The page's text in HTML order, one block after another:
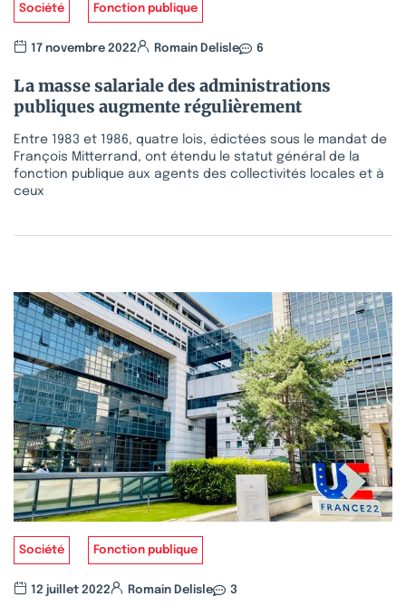
Société Fonction publique
17 novembre 2022 Romain Delisle 6
La masse salariale des administrations
publiques augmente régulièrement
Entre 1983 et 1986, quatre lois, édictées sous le mandat de
François Mitterrand, ont étendu le statut général de la
fonction publique aux agents des collectivités locales et à
ceux
Société Fonction publique
12 juillet 2022 Romain Delisle 3